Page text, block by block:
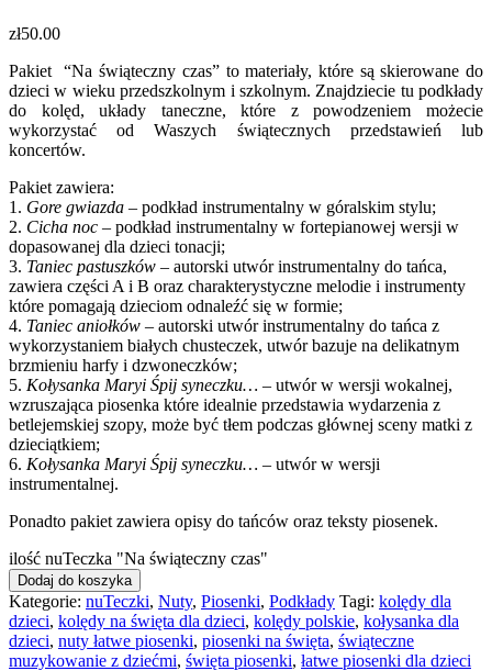
zł50.00
Pakiet “Na świąteczny czas” to materiały, które są skierowane do
dzieci w wieku przedszkolnym i szkolnym. Znajdziecie tu podkłady
do kolęd, układy taneczne, które z powodzeniem możecie
wykorzystać od Waszych świątecznych przedstawień lub
koncertów.
Pakiet zawiera:
1. Gore gwiazda – podkład instrumentalny w góralskim stylu;
2. Cicha noc – podkład instrumentalny w fortepianowej wersji w
dopasowanej dla dzieci tonacji;
3. Taniec pastuszków – autorski utwór instrumentalny do tańca,
zawiera części A i B oraz charakterystyczne melodie i instrumenty
które pomagają dzieciom odnaleźć się w formie;
4. Taniec aniołków – autorski utwór instrumentalny do tańca z
wykorzystaniem białych chusteczek, utwór bazuje na delikatnym
brzmieniu harfy i dzwoneczków;
5. Kołysanka Maryi Śpij syneczku… – utwór w wersji wokalnej,
wzruszająca piosenka które idealnie przedstawia wydarzenia z
betlejemskiej szopy, może być tłem podczas głównej sceny matki z
dzieciątkiem;
6. Kołysanka Maryi Śpij syneczku… – utwór w wersji
instrumentalnej.
Ponadto pakiet zawiera opisy do tańców oraz teksty piosenek.
ilość nuTeczka "Na świąteczny czas"
Dodaj do koszyka
Kategorie: nuTeczki, Nuty, Piosenki, Podkłady Tagi: kolędy dla
dzieci, kolędy na święta dla dzieci, kolędy polskie, kołysanka dla
dzieci, nuty łatwe piosenki, piosenki na święta, świąteczne
muzykowanie z dziećmi, święta piosenki, łatwe piosenki dla dzieci